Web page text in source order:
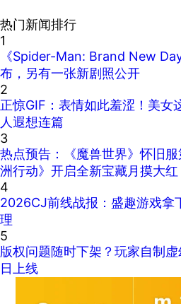
热门新闻排行
1
《Spider-Man: Brand New
布，另有一张新剧照公开
2
正惊GIF：表情如此羞涩！美女
人遐想连篇
3
热点预告：《魔兽世界》怀旧
洲行动》开启全新宝藏月摸大红
4
2026CJ前线战报：盛趣游戏拿
理
5
版权问题随时下架？玩家自制
日上线